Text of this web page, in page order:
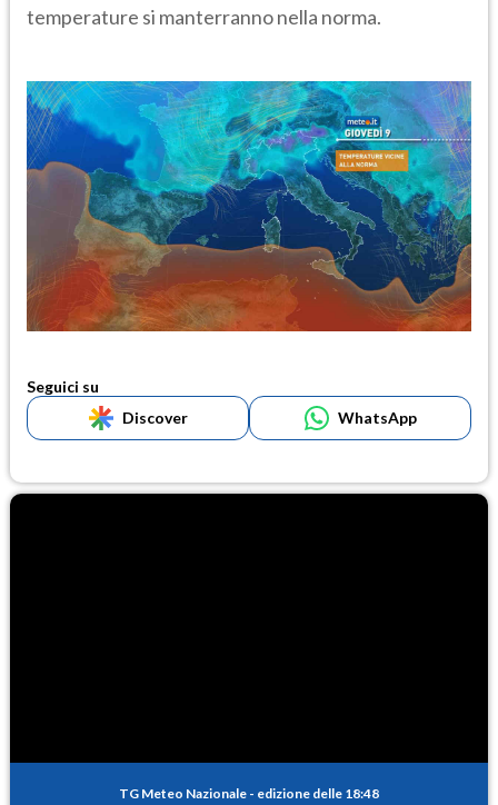
temperature si manterranno nella norma.
Seguici su
Discover
WhatsApp
TG Meteo Nazionale - edizione delle 18:48